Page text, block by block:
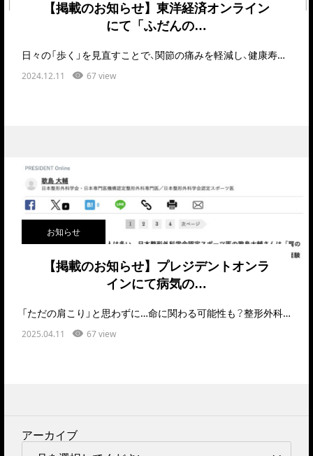
【掲載のお知らせ】東洋経済オンライン
にて「ふだんの…
日々の「歩く」を見直すことで、関節の痛みを軽減し、健康寿命を伸ばせるとしたら――そんな実践的なヒ…
2024.12.11 67 view
お知らせ
【掲載のお知らせ】プレジデントオンラ
インにて病気の…
「ただの肩こり」と思わずに…命に関わる可能性も？整形外科医が語る“危険な肩こり”のサインとは肩こ…
2025.04.11 67 view
アーカイブ